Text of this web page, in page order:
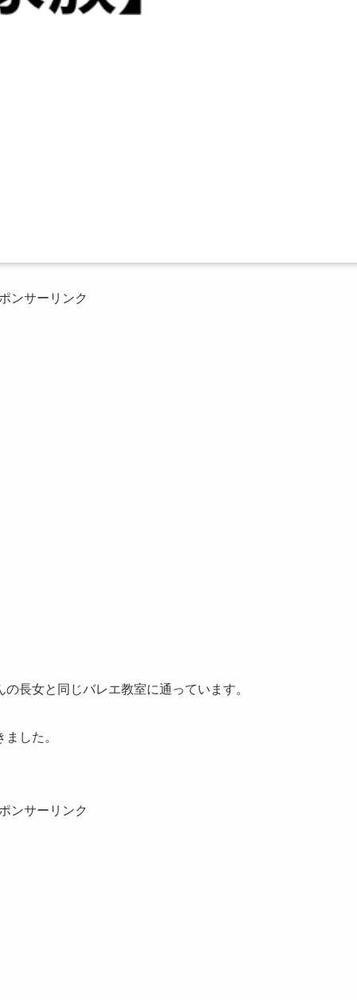
ンサーリンク
長女と同じバレエ教室に通っています。
した。
ンサーリンク